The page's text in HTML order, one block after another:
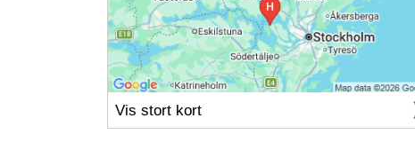
Vis stort kort